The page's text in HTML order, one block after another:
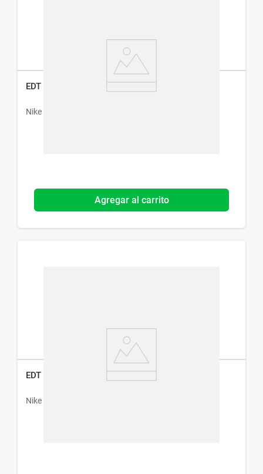
EDT Nike Woody Lane Men x 75 ml
Nike
Agregar al carrito
EDT Nike Woody Lane Men x 30 ml
Nike